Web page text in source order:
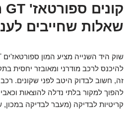
שאלות שחייבים
להיכנס לרכב מודרני ומאובזר יחסית
זה, חשוב לבדוק היטב לפני שקונים.
להפוך למקור בלתי נדלה להוצאות
קריטיות לבדיקה (מעבר לבדיקה